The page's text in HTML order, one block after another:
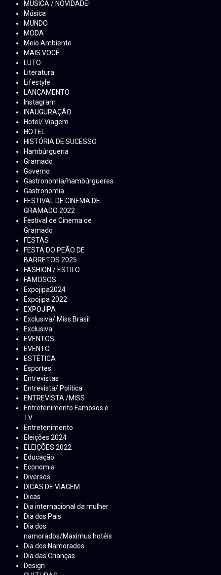
MÚSICA / NOVIDADE!
Música
MUNDO
MODA
Meio Ambiente
MAIS VOCÊ
LUTO
Literatura
Lifestyle
LANÇAMENTO
Instagram
INAUGURAÇÃO
Hotel/ Viagem
HOTEL
HISTÓRIA DE SUCESSO
Hambúrgueria
Gramado
Governo
Gastronomia/hambúrgueres
Gastronomia
FESTIVAL DE CINEMA DE
GRAMADO 2022
Festival de Cinema de
Gramado
FESTAS
FESTA DO PEÃO DE
BARRETOS 2025
FASHION / ESTILO
FAMOSOS
Expojipa2024
Expojipa 2022
EXPOJIPA
Exclusiva/ Miss Brasil
Exclusiva
EVENTOS
EVENTO
ESTÉTICA
Esportes
Entrevistas
Entrevista/ Política
ENTREVISTA /MISS
Entretenimento Famosos e
TV
Entretenimento
Eleições 2024
ELEIÇÕES 2022
Educação
Economia
Diversos
DICAS DE VIAGEM
Dicas
Dia internacional da mulher
Dia dos Pais
Dia dos
namorados/Maximus hotéis
Dia dos Namorados
Dia das Crianças
Design